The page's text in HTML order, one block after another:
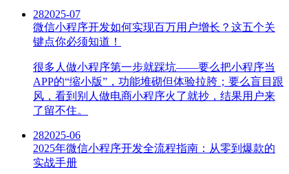
282025-07
微信小程序开发如何实现百万用户增长？这五个关
键点你必须知道！
很多人做小程序第一步就踩坑——要么把小程序当
APP的“缩小版”，功能堆砌但体验拉胯；要么盲目跟
风，看到别人做电商小程序火了就抄，结果用户来
了留不住。
282025-06
2025年微信小程序开发全流程指南：从零到爆款的
实战手册